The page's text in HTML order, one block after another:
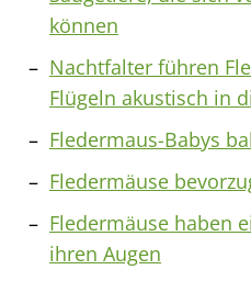
können
Nachtfalter führen
Flügeln akustisch in
Fledermaus-Babys
Fledermäuse
Fledermäuse haben
ihren Augen